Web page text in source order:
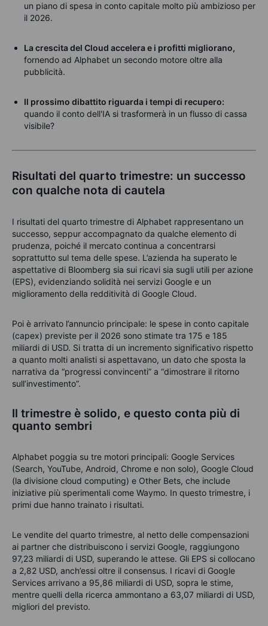
un piano di spesa in conto capitale molto più ambizioso per
il 2026.
La crescita del Cloud accelera e i profitti migliorano,
fornendo ad Alphabet un secondo motore oltre alla
pubblicità.
Il prossimo dibattito riguarda i tempi di recupero:
quando il conto dell'IA si trasformerà in un flusso di cassa
visibile?
Risultati del quarto trimestre: un successo
con qualche nota di cautela
I risultati del quarto trimestre di Alphabet rappresentano un
successo, seppur accompagnato da qualche elemento di
prudenza, poiché il mercato continua a concentrarsi
soprattutto sul tema delle spese. L’azienda ha superato le
aspettative di Bloomberg sia sui ricavi sia sugli utili per azione
(EPS), evidenziando solidità nei servizi Google e un
miglioramento della redditività di Google Cloud.
Poi è arrivato l’annuncio principale: le spese in conto capitale
(capex) previste per il 2026 sono stimate tra 175 e 185
miliardi di USD. Si tratta di un incremento significativo rispetto
a quanto molti analisti si aspettavano, un dato che sposta la
narrativa da “progressi convincenti” a “dimostrare il ritorno
sull’investimento”.
Il trimestre è solido, e questo conta più di
quanto sembri
Alphabet poggia su tre motori principali: Google Services
(Search, YouTube, Android, Chrome e non solo), Google Cloud
(la divisione cloud computing) e Other Bets, che include
iniziative più sperimentali come Waymo. In questo trimestre, i
primi due hanno trainato i risultati.
Le vendite del quarto trimestre, al netto delle compensazioni
ai partner che distribuiscono i servizi Google, raggiungono
97,23 miliardi di USD, superando le attese. Gli EPS si collocano
a 2,82 USD, anch’essi oltre il consensus. I ricavi di Google
Services arrivano a 95,86 miliardi di USD, sopra le stime,
mentre quelli della ricerca ammontano a 63,07 miliardi di USD,
migliori del previsto.